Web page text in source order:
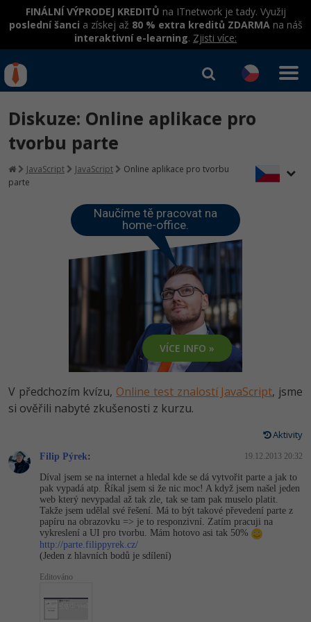
FINÁLNÍ VÝPRODEJ KREDITŮ na ITnetwork je tady. Využij
poslední šanci a získej až 80 % extra kreditů ZDARMAna náš
interaktivní e-learning. Zjisti více:
Rekvalifikace a kurzy
hrazené úřadem práce
Workshopy zdarma
Umělá inteligence v praxi
Datová analýza v praxi
Školení
Základy programování
Objektové programování - OOP
Umělá inteligence
HTML5, CSS3, Bootstrap, SEO
SQL a databáze
Testování a verzování
Spring
ASP.NET MVC
Best practices
Školení dle technologií
JavaScript
Python
MySQL/MariaDB
MS-SQL
Kurzy IT profesí
Programátor WWW aplikací
Senior programátor
Front-end developer
Vývojář mobilních aplikací
Specialista na AI a bigdata
C# Game developer
Webdesigner
Tester
Systémový administrátor
Grafik / UX/UI návrhář
3D grafik
Projektový manažer
Jak začít?
Java -80%
C#.NET -80%
-80%
PHP
-80%
Swift
Kotlin -80%
C -80%
VB.NET
SQL
Přihlásit se|Registrovat
Diskuze: Online aplikace pro
tvorbu parte
JavaScript JavaScript
Online aplikace pro tvorbu
parte
Naučíme tě pracovat na
home-office.
VÍCE INFO »
V předchozím kvízu, Online test znalostí JavaScript, jsme
si ověřili nabyté zkušenosti z kurzu.
Aktivity
Filip Pýrek: 19.12.2013 20:32
Díval jsem se na internet a hledal kde se dá vytvořit parte a jak to
pak vypadá atp. Říkal jsem si že nic moc! A když jsem našel jeden
web který nevypadal až tak zle, tak se tam pak muselo platit.
Takže jsem udělal své řešení. Má to být takové převedení parte z
papíru na obrazovku => je to responzivní. Zatím pracuji na
vykreslení a UI pro tvorbu. Mám hotovo asi tak 50%
http://parte.filippyrek.cz/
(Jeden z hlavních bodů je sdílení)
Editováno